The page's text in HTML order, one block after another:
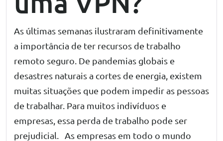
As últimas semanas ilustraram definitivamente
a importância de ter recursos de trabalho
remoto seguro. De pandemias globais e
desastres naturais a cortes de energia, existem
muitas situações que podem impedir as pessoas
de trabalhar. Para muitos indivíduos e
empresas, essa perda de trabalho pode ser
prejudicial.
As empresas em todo o mundo